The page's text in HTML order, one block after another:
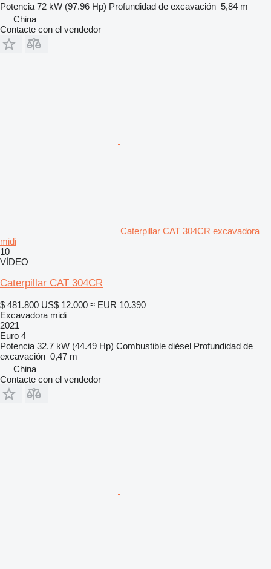
Potencia 72 kW (97.96 Hp) Profundidad de excavación 5,84 m
China
Contacte con el vendedor
Caterpillar CAT 304CR excavadora
midi
10
VÍDEO
Caterpillar CAT 304CR
$ 481.800 US$ 12.000 ≈ EUR 10.390
Excavadora midi
2021
Euro 4
Potencia 32.7 kW (44.49 Hp) Combustible diésel Profundidad de
excavación 0,47 m
China
Contacte con el vendedor